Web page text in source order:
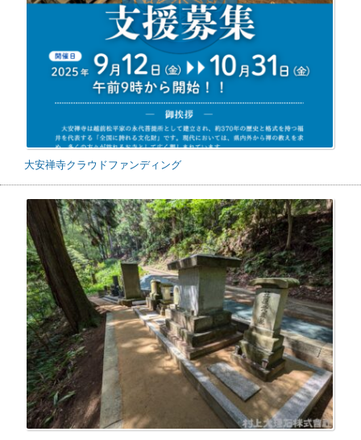
大安禅寺クラウドファンディング